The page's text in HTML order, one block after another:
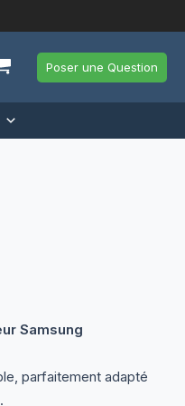
Poser une Question
Samsung
parfaitement adapté